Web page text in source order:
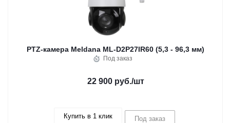
PTZ-камера Meldana ML-D2P27IR60 (5,3 - 96,3 мм)
Под заказ
22 900 руб./шт
Купить в 1 клик Под заказ